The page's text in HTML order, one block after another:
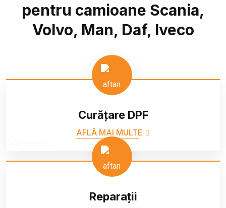
pentru camioane Scania,
Volvo, Man, Daf, Iveco
Curățare DPF
AFLĂ MAI MULTE
Reparații